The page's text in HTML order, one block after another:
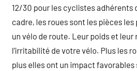
12/30 pour les cyclistes adhérents
cadre, les roues sont les pièces
un vélo de route. Leur poids et
l’irritabilité de votre vélo. Plus les
plus elles ont un impact favorables